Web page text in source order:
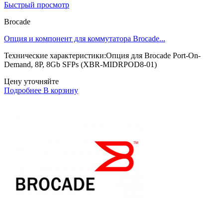
Быстрый просмотр
Brocade
Опция и компонент для коммутатора Brocade...
Технические характеристики:Опция для Brocade Port-On-
Demand, 8P, 8Gb SFPs (XBR-MIDRPOD8-01)
Цену уточняйте
Подробнее В корзину